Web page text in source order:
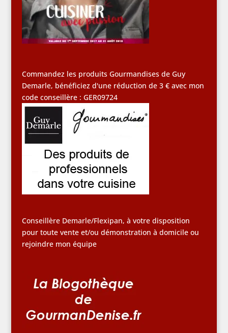
Commandez les produits Gourmandises de Guy
Demarle, bénéficiez d'une réduction de 3 € avec mon
code conseillère : GER09724
Conseillère Demarle/Flexipan, à votre disposition
pour toute vente et/ou démonstration à domicile ou
rejoindre mon équipe